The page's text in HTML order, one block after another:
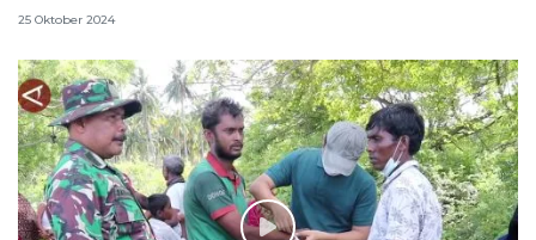
25 Oktober 2024